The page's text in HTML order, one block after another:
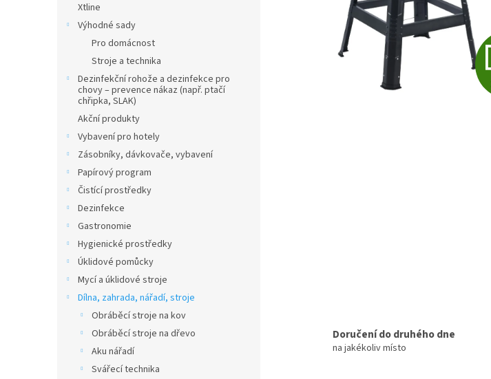
Xtline
Výhodné sady
Pro domácnost
Stroje a technika
Dezinfekční rohože a dezinfekce pro
chovy – prevence nákaz (např. ptačí
chřipka, SLAK)
Akční produkty
Vybavení pro hotely
Zásobníky, dávkovače, vybavení
Papírový program
Čistící prostředky
Dezinfekce
Gastronomie
Hygienické prostředky
Úklidové pomůcky
Mycí a úklidové stroje
Dílna, zahrada, nářadí, stroje
Obráběcí stroje na kov
Obráběcí stroje na dřevo
Aku nářadí
Svářecí technika
Doručení do druhého dne
na jakékoliv místo